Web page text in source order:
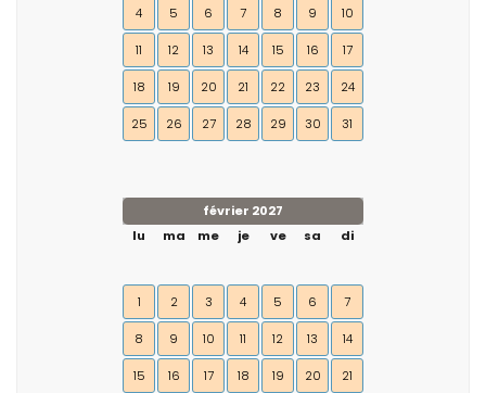
4 5 6 7 8 9 10
11 12 13 14 15 16 17
18 19 20 21 22 23 24
25 26 27 28 29 30 31
février 2027
lu
ma me je ve sa di
1 2 3 4 5 6 7
8 9 10 11 12 13 14
15 16 17 18 19 20 21